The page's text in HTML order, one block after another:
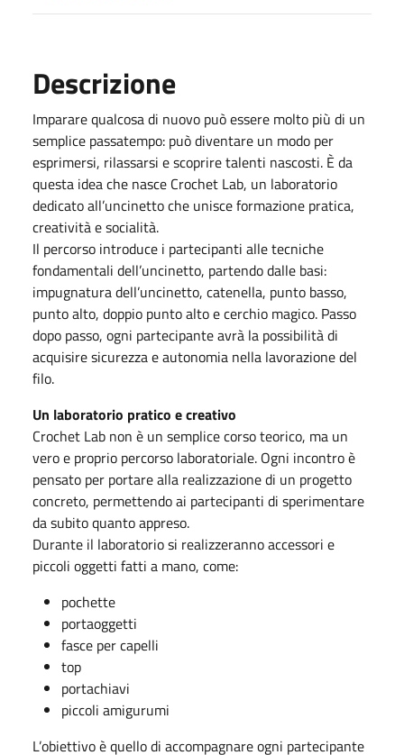
Descrizione
Imparare qualcosa di nuovo può essere molto più di un
semplice passatempo: può diventare un modo per
esprimersi, rilassarsi e scoprire talenti nascosti. È da
questa idea che nasce Crochet Lab, un laboratorio
dedicato all’uncinetto che unisce formazione pratica,
creatività e socialità.
Il percorso introduce i partecipanti alle tecniche
fondamentali dell’uncinetto, partendo dalle basi:
impugnatura dell’uncinetto, catenella, punto basso,
punto alto, doppio punto alto e cerchio magico. Passo
dopo passo, ogni partecipante avrà la possibilità di
acquisire sicurezza e autonomia nella lavorazione del
filo.
Un laboratorio pratico e creativo
Crochet Lab non è un semplice corso teorico, ma un
vero e proprio percorso laboratoriale. Ogni incontro è
pensato per portare alla realizzazione di un progetto
concreto, permettendo ai partecipanti di sperimentare
da subito quanto appreso.
Durante il laboratorio si realizzeranno accessori e
piccoli oggetti fatti a mano, come:
pochette
portaoggetti
fasce per capelli
top
portachiavi
piccoli amigurumi
L’obiettivo è quello di accompagnare ogni partecipante